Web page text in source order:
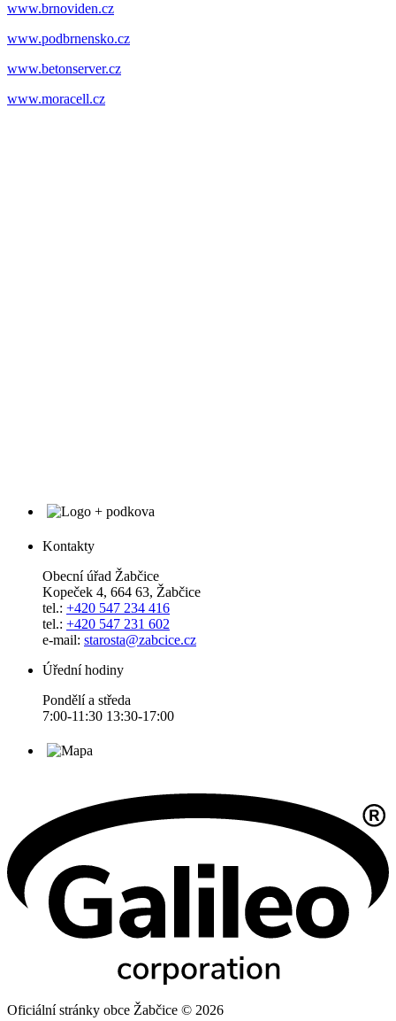
www.brnoviden.cz
www.podbrnensko.cz
www.betonserver.cz
www.moracell.cz
Kontakty
Obecní úřad Žabčice
Kopeček 4, 664 63, Žabčice
tel.: +420 547 234 416
tel.: +420 547 231 602
e-mail: starosta@zabcice.cz
Úřední hodiny
Pondělí a středa
7:00-11:30 13:30-17:00
Oficiální stránky obce Žabčice © 2026